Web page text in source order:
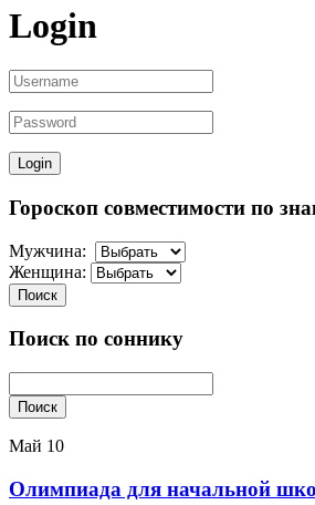
Login
Гороскоп совместимости по
Мужчина:
Женщина:
Поиск
Поиск по соннику
Поиск
Май 10
Олимпиада для начальной